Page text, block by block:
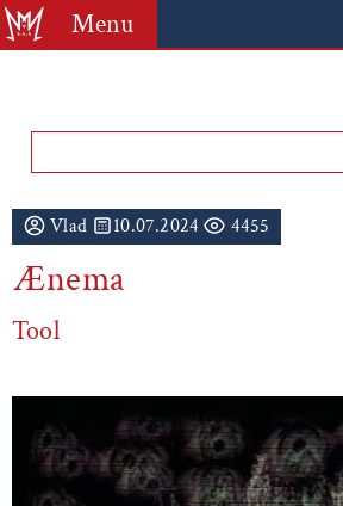
Menu
Vlad 10.07.2024 4455
Ænema
Tool